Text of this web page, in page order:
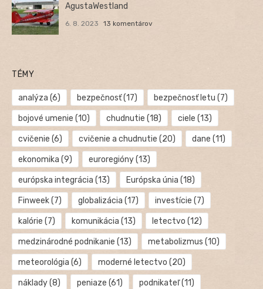
AgustaWestland
6. 8. 2023 13 komentárov
TÉMY
analýza (6) bezpečnosť(17) bezpečnosť letu (7)
bojové umenie (10) chudnutie (18) ciele (13)
cvičenie (6) cvičenie a chudnutie (20) dane (11)
ekonomika (9) euroregióny(13)
európska integrácia (13) Európska únia (18)
Finweek(7) globalizácia (17) investície (7)
kalórie (7) komunikácia (13) letectvo (12)
medzinárodné podnikanie (13) metabolizmus (10)
meteorológia (6) moderné letectvo (20)
náklady(8) peniaze (61) podnikateľ(11)